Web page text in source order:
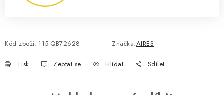
Kód zboží: 115-QB72628 Značka:AIRES
Tisk Zeptat se Hlídat Sdílet